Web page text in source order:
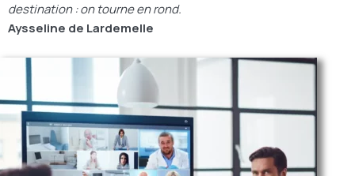
destination : on tourne en rond.
Aysseline de Lardemelle